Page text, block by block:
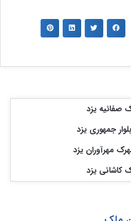
صفائیه یزد
جمهوری یزد
مهرآوران یزد
کاشانی یزد